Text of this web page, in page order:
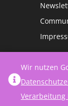
©
Wir nutzen